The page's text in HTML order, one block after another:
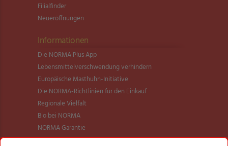
Filialfinder
Neueröffnungen
Informationen
Die NORMA Plus App
Lebensmittel­verschwendung verhindern
Europäische Masthuhn-Initiative
Die NORMA-Richtlinien für den Einkauf
Regionale Vielfalt
Bio bei NORMA
NORMA Garantie
NORMA Qualität